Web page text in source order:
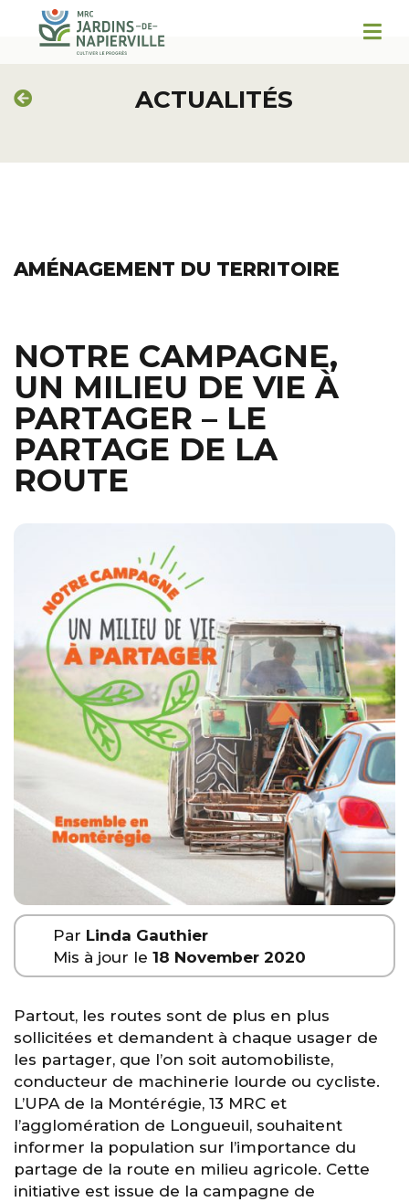
ACTUALITÉS
AMÉNAGEMENT DU TERRITOIRE
NOTRE CAMPAGNE,
UN MILIEU DE VIE À
PARTAGER – LE
PARTAGE DE LA
ROUTE
Par Linda Gauthier
Mis à jour le 18 November 2020
Partout, les routes sont de plus en plus
sollicitées et demandent à chaque usager de
les partager, que l’on soit automobiliste,
conducteur de machinerie lourde ou cycliste.
L’UPA de la Montérégie, 13 MRC et
l’agglomération de Longueuil, souhaitent
informer la population sur l’importance du
partage de la route en milieu agricole. Cette
initiative est issue de la campagne de